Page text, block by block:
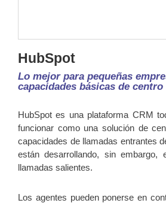
HubSpot
Lo mejor para pequeñas
capacidades básicas de
HubSpot es una plataforma CRM
funcionar como una solución de
capacidades de llamadas entrantes
están desarrollando, sin embargo,
llamadas salientes.
Los agentes pueden ponerse en